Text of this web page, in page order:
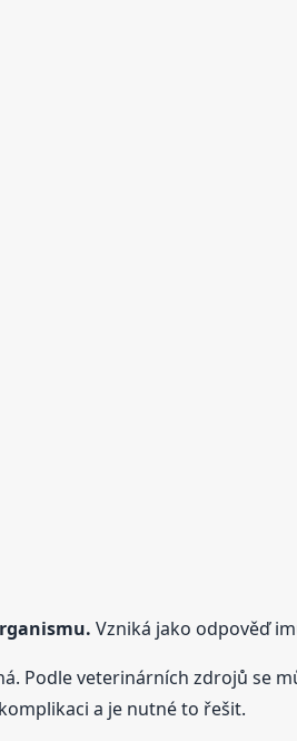
Vzniká jako odpověď
Podle veterinárních zdrojů se
a je nutné to řešit.